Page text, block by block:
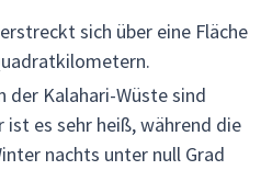
sich über eine Fläche
der Kalahari-Wüste sind
es sehr heiß, während die
nachts unter null Grad